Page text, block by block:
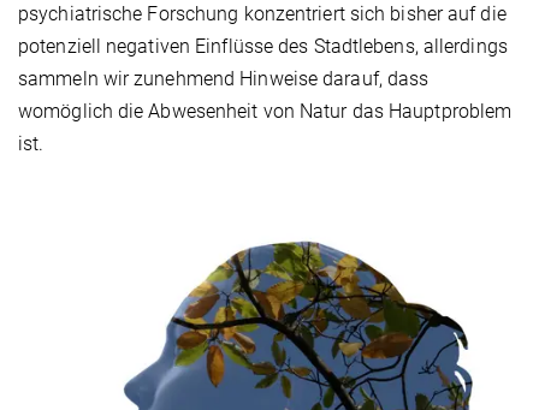
psychiatrische Forschung konzentriert sich bisher auf die
potenziell negativen Einflüsse des Stadtlebens, allerdings
sammeln wir zunehmend Hinweise darauf, dass
womöglich die Abwesenheit von Natur das Hauptproblem
ist.